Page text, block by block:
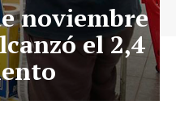
noviembre
el 2,4